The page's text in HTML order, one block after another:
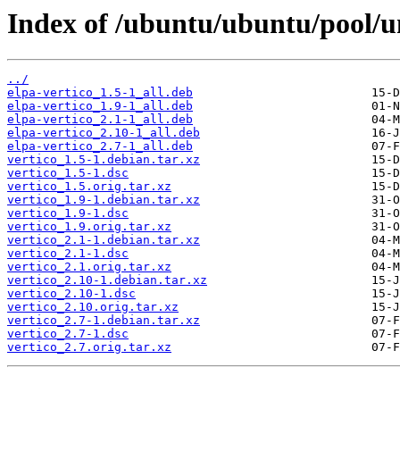
Index of /ubuntu/ubuntu/pool/
../
elpa-vertico_1.5-1_all.deb
elpa-vertico_1.9-1_all.deb
elpa-vertico_2.1-1_all.deb
elpa-vertico_2.10-1_all.deb
elpa-vertico_2.7-1_all.deb
vertico_1.5-1.debian.tar.xz
vertico_1.5-1.dsc
vertico_1.5.orig.tar.xz
vertico_1.9-1.debian.tar.xz
vertico_1.9-1.dsc
vertico_1.9.orig.tar.xz
vertico_2.1-1.debian.tar.xz
vertico_2.1-1.dsc
vertico_2.1.orig.tar.xz
vertico_2.10-1.debian.tar.xz
vertico_2.10-1.dsc
vertico_2.10.orig.tar.xz
vertico_2.7-1.debian.tar.xz
vertico_2.7-1.dsc
vertico_2.7.orig.tar.xz